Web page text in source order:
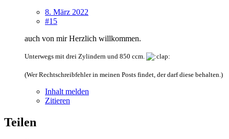
8. März 2022
#15
auch von mir Herzlich willkommen.
Unterwegs mit drei Zylindern und 850 ccm.
(Wer Rechtschreibfehler in meinen Posts findet, der darf diese behalten.)
Inhalt melden
Zitieren
Teilen